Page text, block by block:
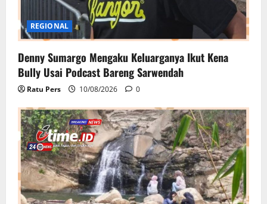
REGIONAL
Denny Sumargo Mengaku Keluarganya Ikut Kena
Bully Usai Podcast Bareng Sarwendah
Ratu Pers 10/08/2026 0